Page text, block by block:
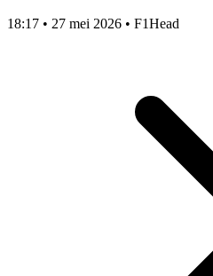
18:17 • 27 mei 2026 • F1Head